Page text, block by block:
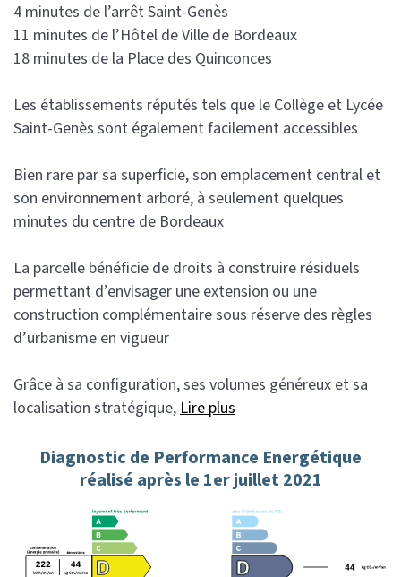
4 minutes de l’arrêt Saint-Genès
11 minutes de l’Hôtel de Ville de Bordeaux
18 minutes de la Place des Quinconces
Les établissements réputés tels que le Collège et Lycée
Saint-Genès sont également facilement accessibles
Bien rare par sa superficie, son emplacement central et
son environnement arboré, à seulement quelques
minutes du centre de Bordeaux
La parcelle bénéficie de droits à construire résiduels
permettant d’envisager une extension ou une
construction complémentaire sous réserve des règles
d’urbanisme en vigueur
Grâce à sa configuration, ses volumes généreux et sa
localisation stratégique,Lire plus
Diagnostic de Performance Energétique
réalisé après le 1er juillet 2021